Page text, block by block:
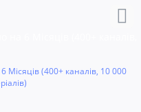
(400+ каналів, 10 000